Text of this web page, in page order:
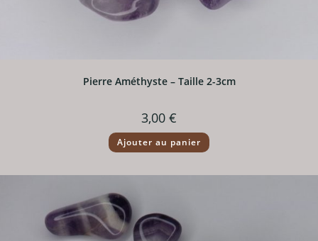
Pierre Améthyste – Taille 2-3cm
3,00 €
Ajouter au panier